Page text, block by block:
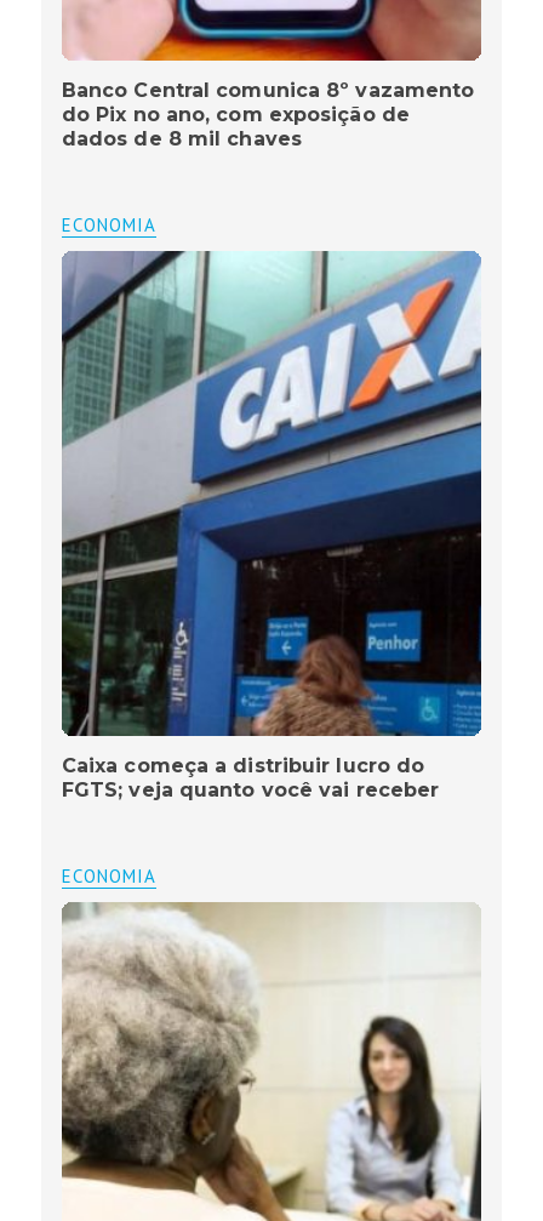
Banco Central comunica 8º vazamento
do Pix no ano, com exposição de
dados de 8 mil chaves
ECONOMIA
Caixa começa a distribuir lucro do
FGTS; veja quanto você vai receber
ECONOMIA